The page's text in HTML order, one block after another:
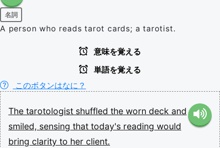
名詞
A person who reads tarot cards; a tarotist.
意味を覚える
単語を覚える
このボタンはなに？
The tarotologist shuffled the worn deck and
smiled, sensing that today's reading would
bring clarity to her client.